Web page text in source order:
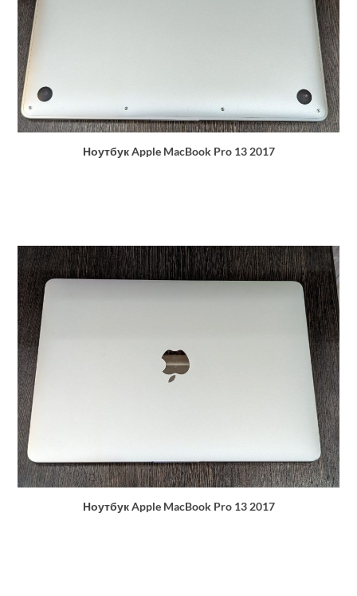
Ноутбук Apple MacBook Pro 13 2017
Ноутбук Apple MacBook Pro 13 2017